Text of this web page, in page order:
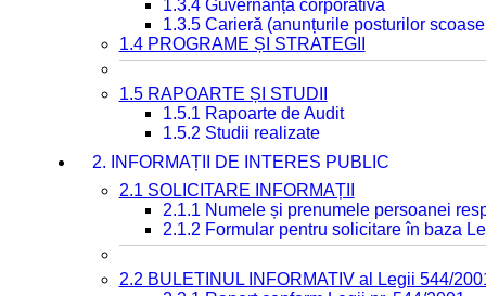
1.3.4 Guvernanță corporativă
1.3.5 Carieră (anunțurile posturilor
1.4 PROGRAME ȘI STRATEGII
1.5 RAPOARTE ȘI STUDII
1.5.1 Rapoarte de Audit
1.5.2 Studii realizate
2. INFORMAȚII DE INTERES PUBLIC
2.1 SOLICITARE INFORMAȚII
2.1.1 Numele și prenumele persoanei
2.1.2 Formular pentru solicitare în baza
2.2 BULETINUL INFORMATIV al Legii 544/